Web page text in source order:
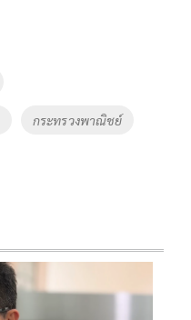
กระทรวงพาณิชย์